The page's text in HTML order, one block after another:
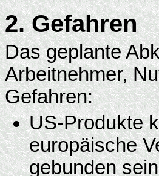
2. Gefahren
Das geplante
Arbeitnehmer,
Gefahren:
US-Produkte
europäische
gebunden